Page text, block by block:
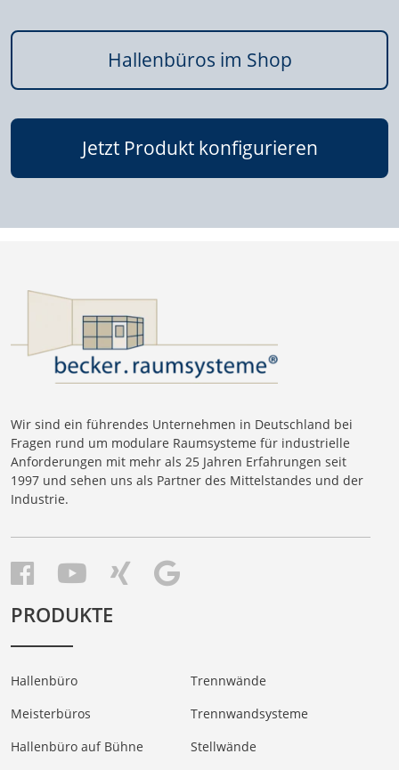
Hallenbüros im Shop
Jetzt Produkt konfigurieren
Wir sind ein führendes Unternehmen in Deutschland bei
Fragen rund um modulare Raumsysteme für industrielle
Anforderungen mit mehr als 25 Jahren Erfahrungen seit
1997 und sehen uns als Partner des Mittelstandes und der
Industrie.
PRODUKTE
Hallenbüro
Meisterbüros
Hallenbüro auf Bühne
Trennwände
Trennwandsysteme
Stellwände